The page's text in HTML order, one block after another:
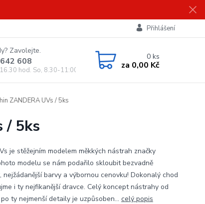
Přihlášení
Zavolejte.
608
hod. So, 8.30-11:00 hod.)
0ks
za 0,00 Kč
ZANDERA UVs / 5ks
/ 5ks
je stěžejním modelem měkkých nástrah značky
modelu se nám podařilo skloubit bezvadně
nejžádanější barvy a výbornou cenovku! Dokonalý chod
i ty nejfikanější dravce. Celý koncept nástrahy od
ty nejmenší detaily je uzpůsoben... celý popis